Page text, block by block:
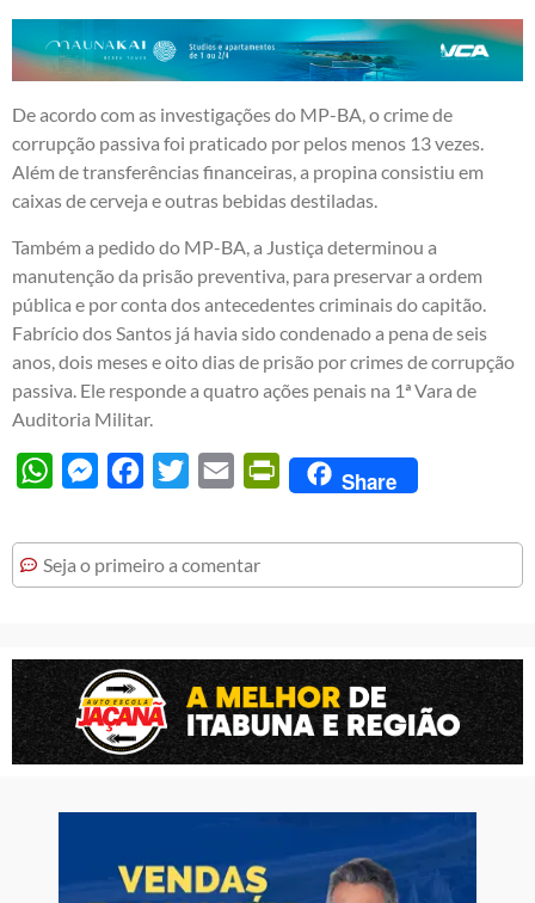
De acordo com as investigações do MP-BA, o crime de
corrupção passiva foi praticado por pelos menos 13 vezes.
Além de transferências financeiras, a propina consistiu em
caixas de cerveja e outras bebidas destiladas.
Também a pedido do MP-BA, a Justiça determinou a
manutenção da prisão preventiva, para preservar a ordem
pública e por conta dos antecedentes criminais do capitão.
Fabrício dos Santos já havia sido condenado a pena de seis
anos, dois meses e oito dias de prisão por crimes de corrupção
passiva. Ele responde a quatro ações penais na 1ª Vara de
Auditoria Militar.
WhatsAppMessengerFacebook
Twitter Email PrintFriendly
Share
Seja o primeiro a comentar